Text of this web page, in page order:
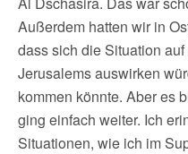
Außerdem hatten wir in
dass sich die Situation
Jerusalems auswirken
kommen könnte. Aber es
ging einfach weiter. Ich
Situationen, wie ich im